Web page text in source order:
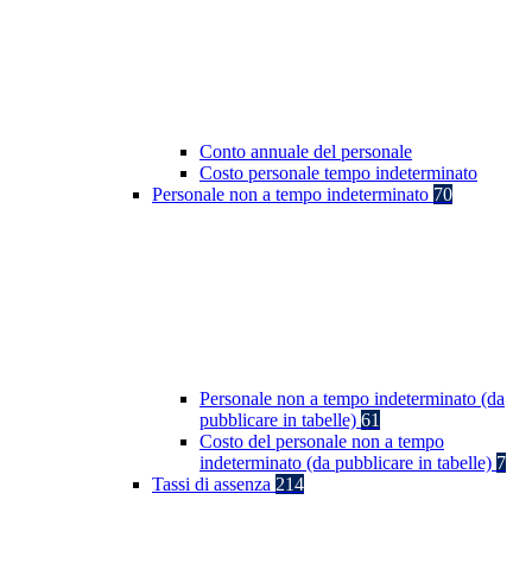
Conto annuale del personale
Costo personale tempo indeterminato
Personale non a tempo indeterminato 70
Personale non a tempo indeterminato (da
pubblicare in tabelle) 61
Costo del personale non a tempo
indeterminato (da pubblicare in tabelle) 7
Tassi di assenza 214